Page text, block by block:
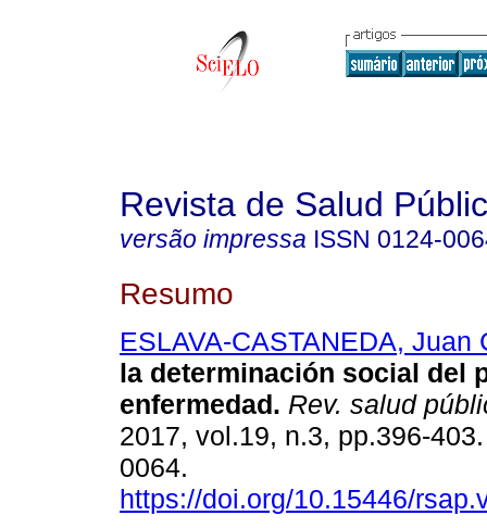
Revista de Salud
versão impressa ISSN 0124-
Resumo
ESLAVA-CASTANEDA, Juan
la determinación social del
enfermedad. Rev. salud
2017, vol.19, n.3, pp.396-
0064.
https://doi.org/10.15446/